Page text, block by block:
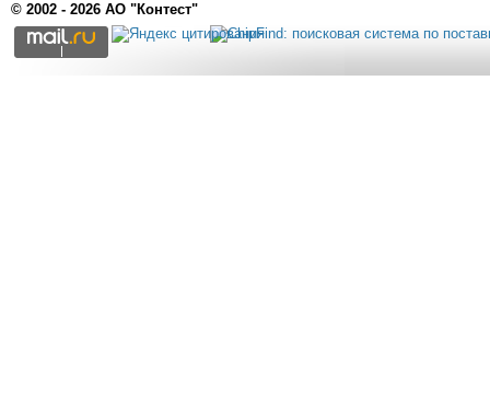
© 2002 - 2026 АО "Контест"